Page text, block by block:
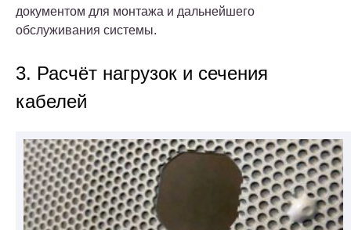
документом для монтажа и дальнейшего
обслуживания системы.
3. Расчёт нагрузок и сечения
кабелей